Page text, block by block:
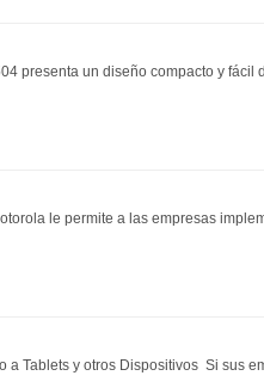
presenta un diseño compacto y fácil
le permite a las empresas
a Tablets y otros Dispositivos Si sus